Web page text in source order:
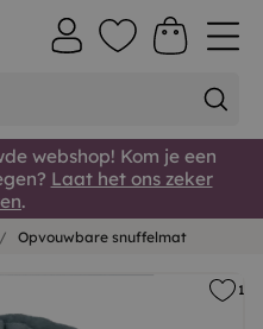
webshop! Kom je een
Laat het ons zeker
.
Opvouwbare snuffelmat
1